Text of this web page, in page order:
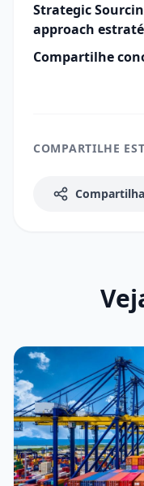
Strategic
approach
Compartilhe
COMPARTILHE